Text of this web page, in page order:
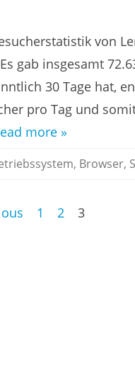
von
gab insgesamt
30 Tage hat,
pro Tag und
more »
, Browser,
1 2 3